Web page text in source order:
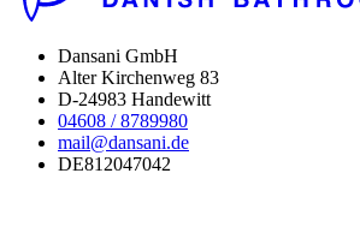
Dansani GmbH
Alter Kirchenweg 83
D-24983 Handewitt
04608 / 8789980
mail@dansani.de
DE812047042